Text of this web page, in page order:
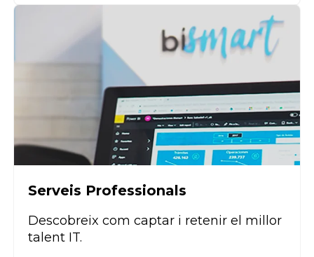
Serveis Professionals
Descobreix com captar i retenir el millor
talent IT.